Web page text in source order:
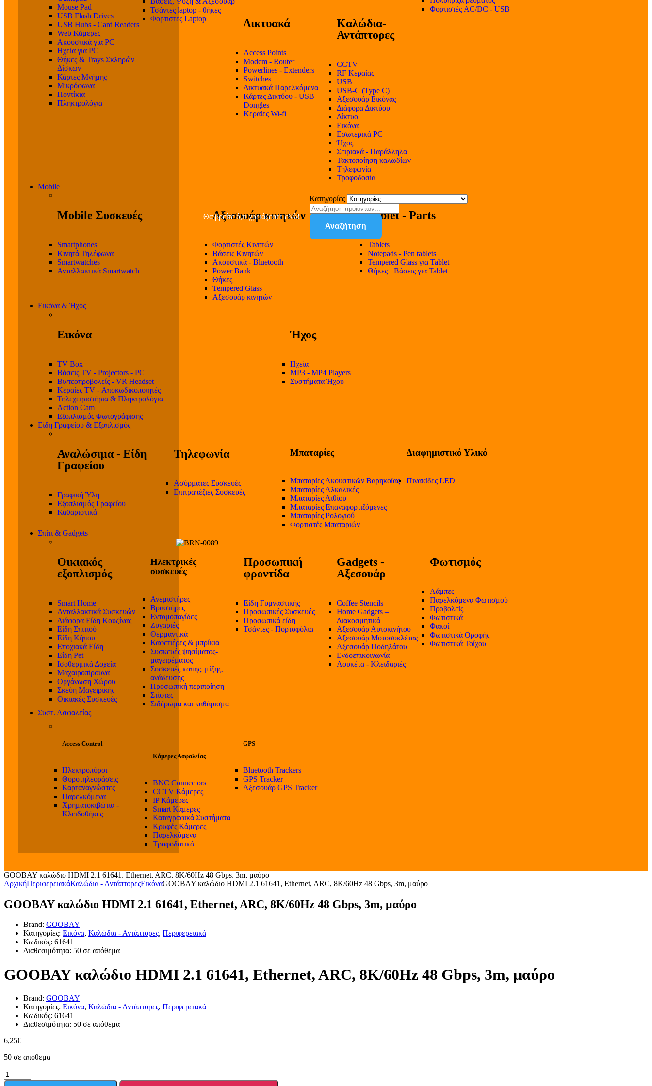
Mouse Pad
USB Flash Drives
USB Hubs - Card Readers
Web Κάμερες
Ακουστικά για PC
Ηχεία για PC
Θήκες & Trays Σκληρών
Δίσκων
Κάρτες Μνήμης
Μικρόφωνα
Ποντίκια
Πληκτρολόγια
Τσάντες laptop - θήκες
Φορτιστές Laptop
Δικτυακά
Access Points
Modem - Router
Powerlines - Extenders
Switches
Δικτυακά Παρελκόμενα
Κάρτες Δικτύου - USB
Dongles
Κεραίες Wi-fi
Καλώδια-
Αντάπτορες
CCTV
RF Κεραίας
USB
USB-C (Type C)
Αξεσουάρ Εικόνας
Διάφορα Δικτύου
Δίκτυο
Εικόνα
Εσωτερικά PC
Ήχος
Σειριακά - Παράλληλα
Τακτοποίηση καλωδίων
Τηλεφωνία
Τροφοδοσία
Φορτιστές AC/DC - USB
Mobile
Mobile Συσκευές
Smartphones
Κινητά Τηλέφωνα
Smartwatches
Ανταλλακτικά Smartwatch
Αξεσουάρ κινητών
Φορτιστές Κινητών
Βάσεις Κινητών
Ακουστικά - Bluetooth
Power Bank
Θήκες
Tempered Glass
Αξεσουάρ κινητών
Tablet - Parts
Tablets
Notepads - Pen tablets
Tempered Glass για Tablet
Θήκες - Βάσεις για Tablet
Εικόνα & Ήχος
Εικόνα
TV Box
Βάσεις TV - Projectors - PC
Βιντεοπροβολείς - VR Headset
Κεραίες TV - Αποκωδικοποιητές
Τηλεχειριστήρια & Πληκτρολόγια
Action Cam
Εξοπλισμός Φωτογράφισης
Ήχος
Ηχεία
MP3 - MP4 Players
Συστήματα Ήχου
Είδη Γραφείου & Εξοπλισμός
Αναλώσιμα - Είδη
Γραφείου
Γραφική Ύλη
Εξοπλισμός Γραφείου
Καθαριστικά
Τηλεφωνία
Ασύρματες Συσκευές
Επιτραπέζιες Συσκευές
Μπαταρίες
Μπαταρίες Ακουστικών Βαρηκοΐας
Μπαταρίες Αλκαλικές
Μπαταρίες Λιθίου
Μπαταρίες Επαναφορτιζόμενες
Μπαταρίες Ρολογιού
Φορτιστές Μπαταριών
Διαφημιστικό Υλικό
Πινακίδες LED
Σπίτι & Gadgets
Οικιακός
εξοπλισμός
Smart Home
Ανταλλακτικά Συσκευών
Διάφορα Είδη Κουζίνας
Είδη Σπιτιού
Είδη Κήπου
Εποχιακά Είδη
Είδη Pet
Ισοθερμικά Δοχεία
Μαχαιροπίρουνα
Οργάνωση Χώρου
Σκεύη Μαγειρικής
Οικιακές Συσκευές
Ηλεκτρικές
συσκευές
Ανεμιστήρες
Βραστήρες
Εντομοπαγίδες
Ζυγαριές
Θερμαντικά
Καφετιέρες & μπρίκια
Συσκευές ψησίματος-
μαγειρέματος
Συσκευές κοπής, μίξης,
ανάδευσης
Προσωπική περιποίηση
Στίφτες
Σιδέρωμα και καθάρισμα
Προσωπική
φροντίδα
Είδη Γυμναστικής
Προσωπικές Συσκευές
Προσωπικά είδη
Τσάντες - Πορτοφόλια
Gadgets -
Αξεσουάρ
Coffee Stencils
Home Gadgets –
Διακοσμητικά
Αξεσουάρ Αυτοκινήτου
Αξεσουάρ Μοτοσυκλέτας
Αξεσουάρ Ποδηλάτου
Ενδοεπικοινωνία
Λουκέτα - Κλειδαριές
Φωτισμός
Λάμπες
Παρελκόμενα Φωτισμού
Προβολείς
Φωτιστικά
Φακοί
Φωτιστικά Οροφής
Φωτιστικά Τοίχου
Συστ. Ασφαλείας
Access Control
Ηλεκτροπύροι
Θυροτηλεοράσεις
Καρταναγνώστες
Παρελκόμενα
Χρηματοκιβώτια -
Κλειδοθήκες
Κάμερες Ασφαλείας
BNC Connectors
CCTV Κάμερες
IP Κάμερες
Smart Κάμερες
Καταγραφικά Συστήματα
Κρυφές Κάμερες
Παρελκόμενα
Τροφοδοτικά
GPS
Bluetooth Trackers
GPS Tracker
Αξεσουάρ GPS Tracker
Θα βρείτε ό,τι χρειάζεστε εδώ!
Κατηγορίες
Αναζήτηση
GOOBAY καλώδιο HDMI 2.1 61641, Ethernet, ARC, 8K/60Hz 48 Gbps, 3m, μαύρο
ΑρχικήΠεριφερειακάΚαλώδια - ΑντάπτορεςΕικόναGOOBAY καλώδιο HDMI 2.1 61641, Ethernet, ARC, 8K/60Hz 48 Gbps, 3m, μαύρο
GOOBAY καλώδιο HDMI 2.1 61641, Ethernet, ARC, 8K/60Hz 48 Gbps, 3m, μαύρο
Brand: GOOBAY
Κατηγορίες: Εικόνα, Καλώδια - Αντάπτορες, Περιφερειακά
Κωδικός: 61641
Διαθεσιμότητα: 50 σε απόθεμα
GOOBAY καλώδιο HDMI 2.1 61641, Ethernet, ARC, 8K/60Hz 48 Gbps, 3m, μαύρο
Brand: GOOBAY
Κατηγορίες: Εικόνα, Καλώδια - Αντάπτορες, Περιφερειακά
Κωδικός: 61641
Διαθεσιμότητα: 50 σε απόθεμα
6,25€
50 σε απόθεμα